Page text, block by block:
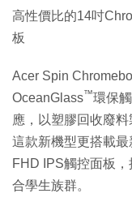
高性價比的14吋
板
Acer Spin
OceanGlass™環保
應，以塑膠回收廢
這款新機型更搭載最
FHD IPS觸控面板
合學生族群。